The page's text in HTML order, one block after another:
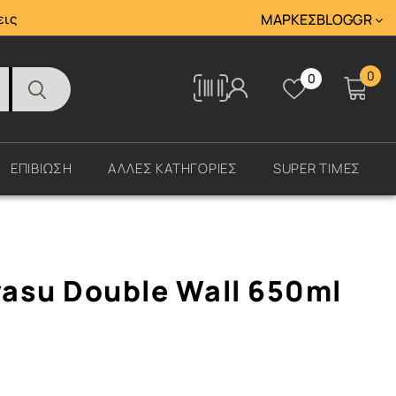
Tracking ΜΆΡΚΕΣBLOGGR
Tracking 0 0
ΕΠΙΒΙΩΣΗ ΑΛΛΕΣ ΚΑΤΗΓΟΡΙΕΣ SUPER ΤΙΜΕΣ
Double Wall 650ml